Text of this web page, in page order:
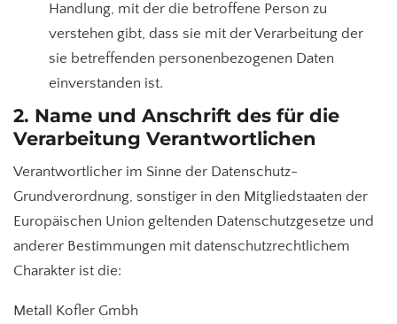
Handlung, mit der die betroffene Person zu
verstehen gibt, dass sie mit der Verarbeitung der
sie betreffenden personenbezogenen Daten
einverstanden ist.
2. Name und Anschrift des für die
Verarbeitung Verantwortlichen
Verantwortlicher im Sinne der Datenschutz-
Grundverordnung, sonstiger in den Mitgliedstaaten der
Europäischen Union geltenden Datenschutzgesetze und
anderer Bestimmungen mit datenschutzrechtlichem
Charakter ist die:
Metall Kofler Gmbh